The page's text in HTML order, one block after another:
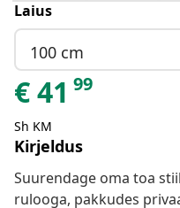
Laius
100 cm
€41 99
Sh KM
Kirjeldus
Suurendage oma toa
rulooga, pakkudes